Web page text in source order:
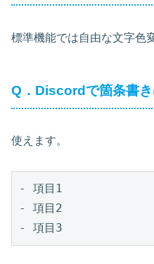
標準機能では自由な文字色
Q．Discordで箇条書き
使えます。
- 項目1
- 項目2